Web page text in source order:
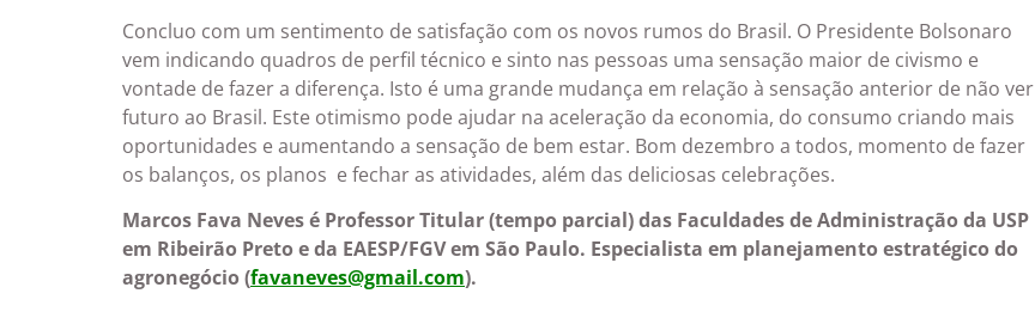
Concluo com um sentimento de satisfação com os novos rumos do Brasil. O Presidente Bolsonaro
vem indicando quadros de perfil técnico e sinto nas pessoas uma sensação maior de civismo e
vontade de fazer a diferença. Isto é uma grande mudança em relação à sensação anterior de não ver
futuro ao Brasil. Este otimismo pode ajudar na aceleração da economia, do consumo criando mais
oportunidades e aumentando a sensação de bem estar. Bom dezembro a todos, momento de fazer
os balanços, os planos e fechar as atividades, além das deliciosas celebrações.
Marcos Fava Nevesé Professor Titular (tempo parcial) das Faculdades de Administração da USP
em Ribeirão Preto e da EAESP/FGV em São Paulo. Especialista em planejamento estratégico do
agronegócio (favaneves@gmail.com).